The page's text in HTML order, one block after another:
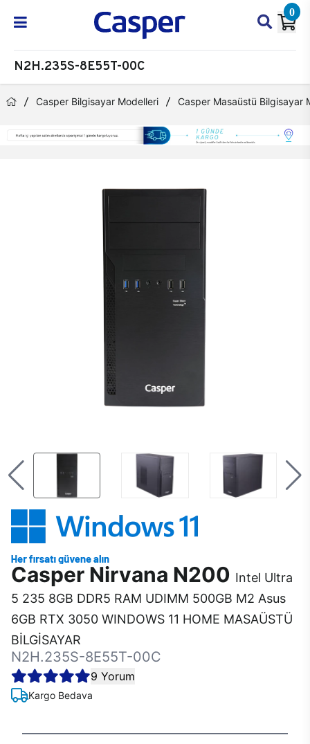
0
N2H.235S-8E55T-00C
Casper Bilgisayar Modelleri Casper Masaüstü Bilgisayar
Casper Nirvana N200 Intel Ultra
5 235 8GB DDR5 RAM UDIMM 500GB M2 Asus
6GB RTX 3050 WINDOWS 11 HOME MASAÜSTÜ
BİLGİSAYAR
N2H.235S-8E55T-00C
9 Yorum
Kargo Bedava